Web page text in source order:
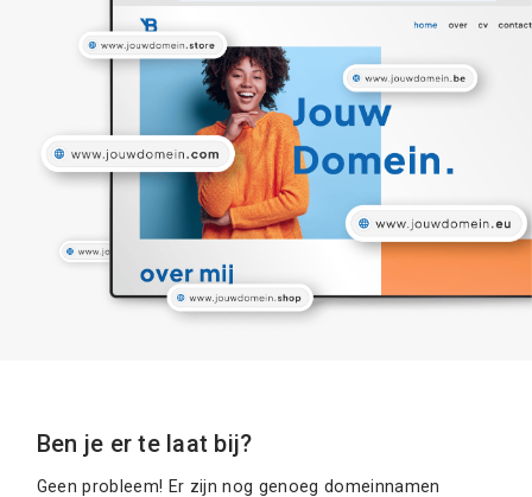
Ben je er te laat bij?
Geen probleem! Er zijn nog genoeg domeinnamen